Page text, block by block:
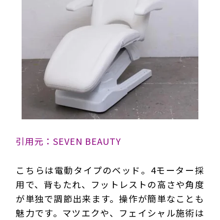
引用元：SEVEN BEAUTY
こちらは電動タイプのベッド。4モーター採
用で、背もたれ、フットレストの高さや角度
が単独で調節出来ます。操作が簡単なことも
魅力です。マツエクや、フェイシャル施術は